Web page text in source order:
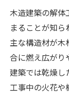
保険
コス
極め方
保険
火災
木造建築の解体
まることが知ら
主な構造材が
合に燃え広がり
建築では乾燥し
工事中の火花